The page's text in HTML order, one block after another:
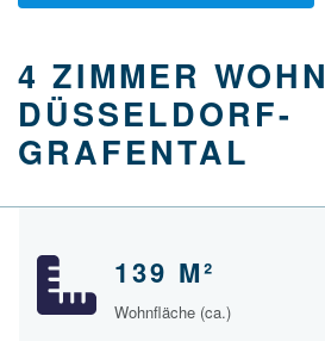
4 ZIMMER
DÜSSELDORF-
GRAFENTAL
139 M²
Wohnfläche (ca.)